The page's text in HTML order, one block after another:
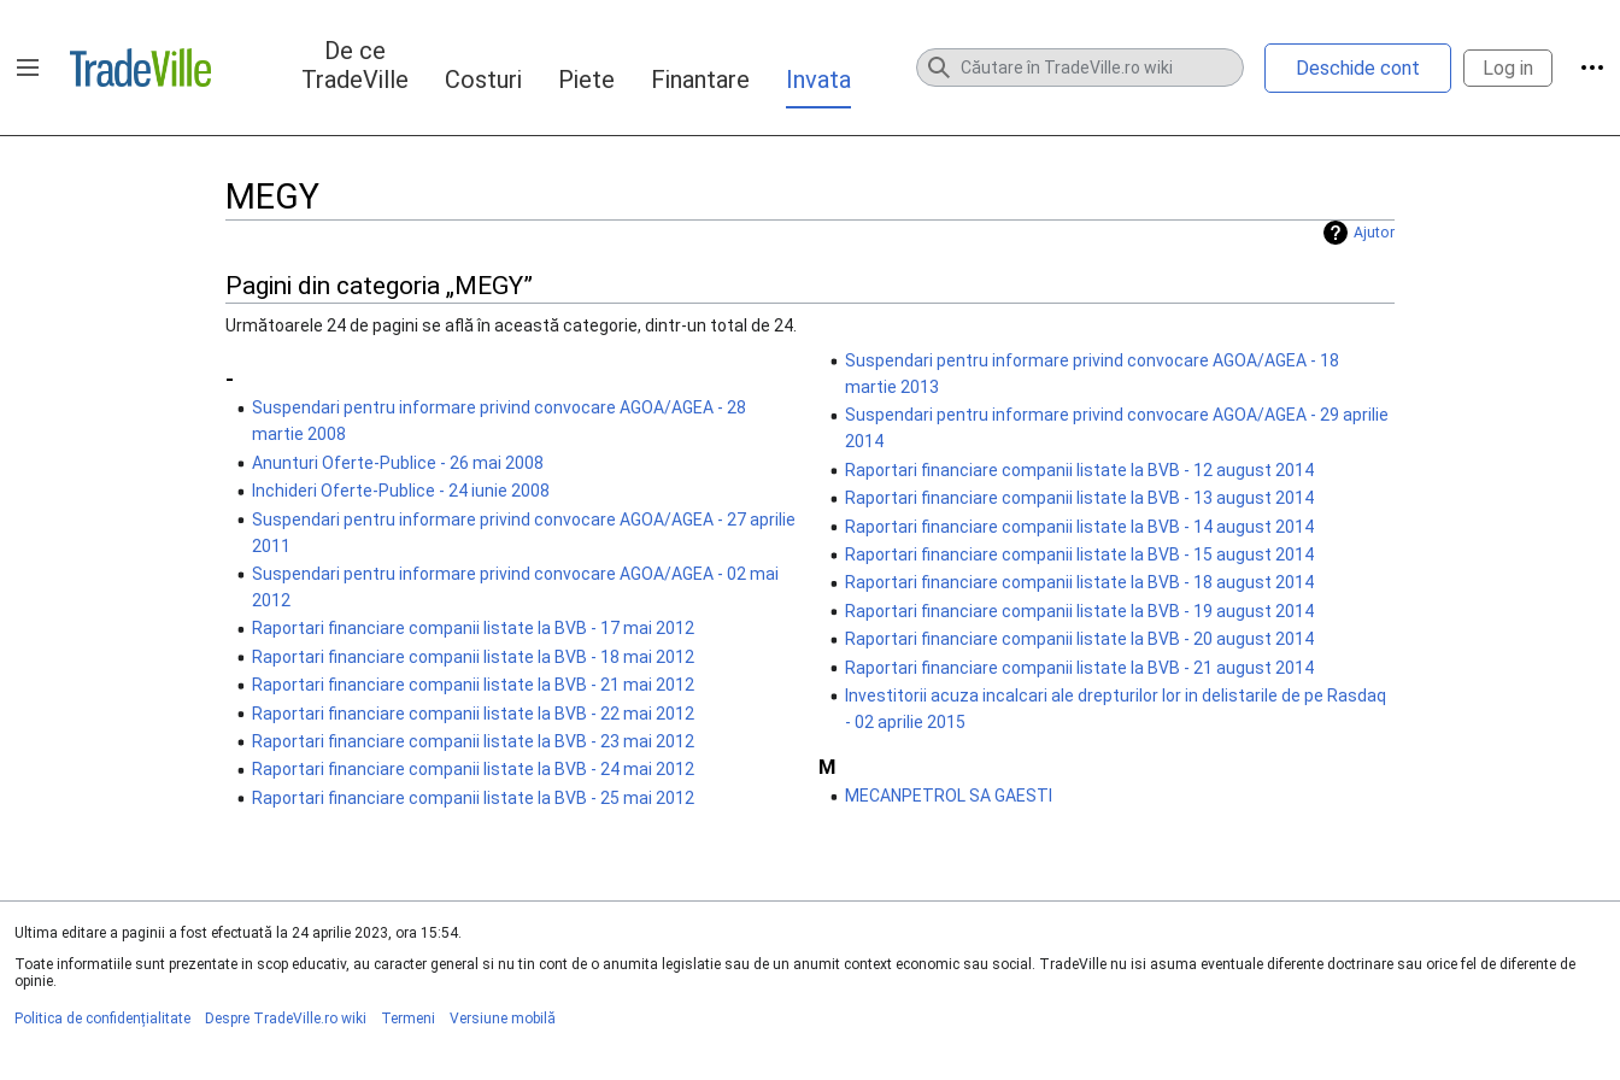
conținut
Arată/ascunde bara laterală
De ce
TradeVille
Costuri Piete Finantare Invata Deschide cont Log in
MEGY
Ajutor
Pagini din categoria „MEGY”
Următoarele 24 de pagini se află în această categorie, dintr-un total de 24.
-
Suspendari pentru informare privind convocare AGOA/AGEA - 28
martie 2008
Anunturi Oferte-Publice - 26 mai 2008
Inchideri Oferte-Publice - 24 iunie 2008
Suspendari pentru informare privind convocare AGOA/AGEA - 27 aprilie
2011
Suspendari pentru informare privind convocare AGOA/AGEA - 02 mai
2012
Raportari financiare companii listate la BVB - 17 mai 2012
Raportari financiare companii listate la BVB - 18 mai 2012
Raportari financiare companii listate la BVB - 21 mai 2012
Raportari financiare companii listate la BVB - 22 mai 2012
Raportari financiare companii listate la BVB - 23 mai 2012
Raportari financiare companii listate la BVB - 24 mai 2012
Raportari financiare companii listate la BVB - 25 mai 2012
Suspendari pentru informare privind convocare AGOA/AGEA - 18
martie 2013
Suspendari pentru informare privind convocare AGOA/AGEA - 29 aprilie
2014
Raportari financiare companii listate la BVB - 12 august 2014
Raportari financiare companii listate la BVB - 13 august 2014
Raportari financiare companii listate la BVB - 14 august 2014
Raportari financiare companii listate la BVB - 15 august 2014
Raportari financiare companii listate la BVB - 18 august 2014
Raportari financiare companii listate la BVB - 19 august 2014
Raportari financiare companii listate la BVB - 20 august 2014
Raportari financiare companii listate la BVB - 21 august 2014
Investitorii acuza incalcari ale drepturilor lor in delistarile de pe Rasdaq
- 02 aprilie 2015
M
MECANPETROL SA GAESTI
Ultima editare a paginii a fost efectuată la 24 aprilie 2023, ora 15:54.
Toate informatiile sunt prezentate in scop educativ, au caracter general si nu tin cont de o anumita legislatie sau de un anumit context economic sau social. TradeVille nu isi asuma eventuale diferente doctrinare sau orice fel de diferente de
opinie.
Politica de confidențialitate Despre TradeVille.ro wiki Termeni Versiune mobilă